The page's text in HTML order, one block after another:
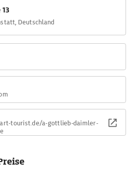
Deutschland
tourist.de/a-gottlieb-daimler-